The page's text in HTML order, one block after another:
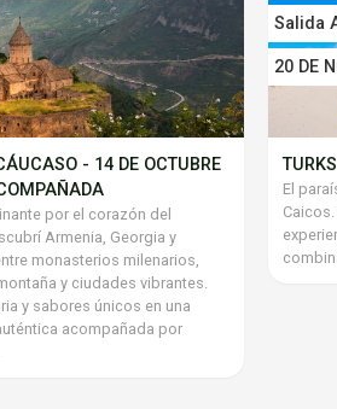
- 14 DE OCTUBRE
por el corazón del
Armenia, Georgia y
monasterios milenarios,
y ciudades vibrantes.
y sabores únicos en una
acompañada por
Salida
20 DE
El